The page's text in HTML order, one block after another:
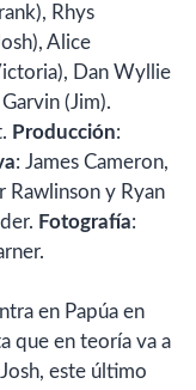
Rhys
Alice
Dan Wyllie
(Jim).
Producción:
: James Cameron,
Rawlinson y Ryan
Fotografía:
en Papúa en
que en teoría va a
este último